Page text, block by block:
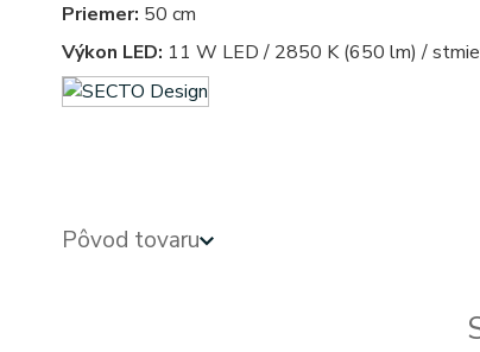
Priemer: 50 cm
Výkon LED: 11 W LED / 2850 K (650 lm) /
Pôvod tovaru